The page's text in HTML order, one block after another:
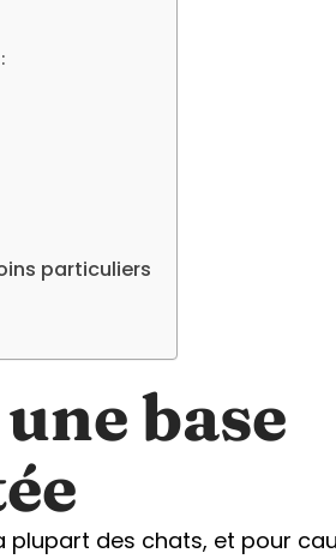
particuliers
base
plupart des chats, et pour